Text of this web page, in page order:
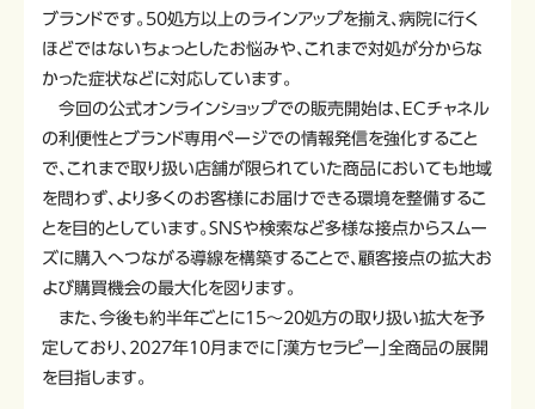
ブランドです。50処方以上のラインアップを揃え、病院に行く
ほどではないちょっとしたお悩みや、これまで対処が分からな
かった症状などに対応しています。
今回の公式オンラインショップでの販売開始は、ECチャネル
の利便性とブランド専用ページでの情報発信を強化すること
で、これまで取り扱い店舗が限られていた商品においても地域
を問わず、より多くのお客様にお届けできる環境を整備するこ
とを目的としています。SNSや検索など多様な接点からスムー
ズに購入へつながる導線を構築することで、顧客接点の拡大お
よび購買機会の最大化を図ります。
また、今後も約半年ごとに15～20処方の取り扱い拡大を予
定しており、2027年10月までに「漢方セラピー」全商品の展開
を目指します。